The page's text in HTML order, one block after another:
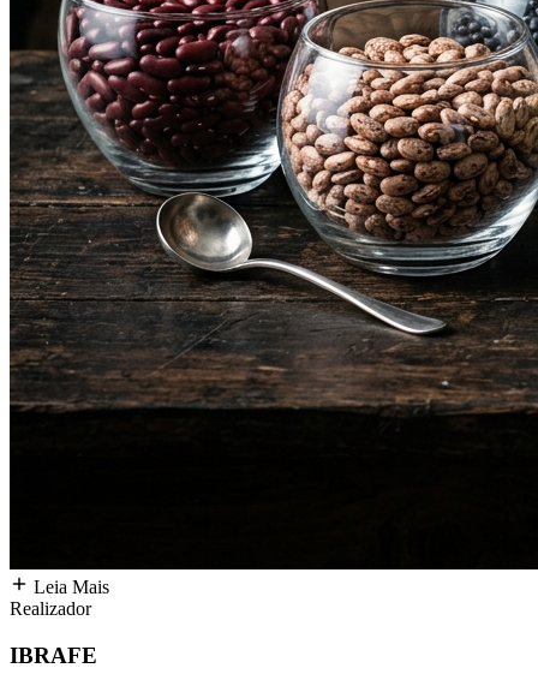
Leia Mais
Realizador
IBRAFE